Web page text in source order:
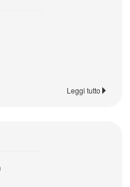
Leggi tutto